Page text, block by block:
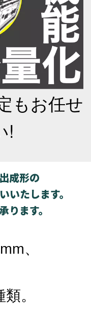
もお任せ
!
成形の
いたします。
ります。
、
。